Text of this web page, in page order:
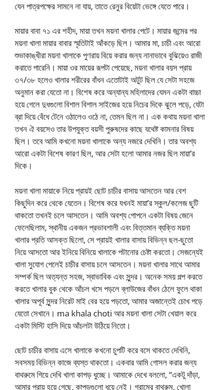
যেন পাত্রপক্ষের সামনে না যায়, তাতে রেনুর বিয়েটা ভেঙ্গে যেতে পারে।
মায়ার বাবা ৭১ এর শহীদ, মায়া তখন ময়না খালার পেটে। মায়ার জন্মের পর
ময়না খালা মায়ার বাবার স্মৃতিটাই আঁকড়ে ছিল। আমার মা, চাচী এবং আরো
শুভাকাঙ্খীরা ময়না খালাকে পুণরায় বিয়ে করার জন্য নানাভাবে বুঝিয়েও রাজী
করাতে পারেনি। মায়া ওর মায়ের রূপটা পেয়েছে, ময়না খালার বয়স প্রায়
৩৭/৩৮ হলেও খালার শরীরের বাঁধন এতোটাই অটুট ছিল যে সেটা সহজে
অনুমান করা যেতো না। বিশেষ করে অন্যান্য মহিলাদের যেমন একটা বাচ্চা
হয়ে গেলে দুধগুলো বিশাল বিশাল সাইজের হয়ে নিচের দিকে ঝুলে পড়ে, যেটা
ব্রা দিয়ে বেঁধে টেনে ওঠালেও ওঠে না, তেমন ছিল না। এক কথায় ময়না খালা
তখন ঐ বয়সেও তার উপযুক্ত বয়সী পুরুষদের কাছে যথেষ্ট কামনার বিষয়
ছিল। তবে আমি কখনো ময়না খালাকে অন্য নজরে দেখিনি। তার অবশ্য
আরো একটা বিশেষ কারণ ছিল, আর সেটা হলো আমার নজর ছিল মায়া’র
দিকে।
ময়না খালা মায়াকে নিয়ে প্রায়ই ছোট চাচীর বাসায় আসতেন আর বেশ
কিছুদিন করে থেকে যেতেন। বিশেষ করে যখনই মায়া’র স্কুল/কলেজ ছুটি
থাকতো তখনই চলে আসতেন। আমি অবশ্য গোপনে একটা বিষয় জেনে
ফেলেছিলাম, স্থানীয় একজন প্রভাবশালী এবং বিত্তমান ব্যক্তি ময়না
খালার প্রতি আসক্ত ছিলো, সে প্রায়ই খালার বাসায় বিভিন্ন ছল-ছুতো
নিয়ে আসতো আর ইনিয়ে বিনিয়ে খালাকে পটানোর চেষ্টা করতো। সেজন্যেই
খালা সুযোগ পেলেই চাচীর বাসায় চলে আসতেন। ময়না খালার সাথে আমার
সম্পর্ক ছিল অত্যন্ত সহজ, স্বাভাবিক এবং সুন্দর। অনেক সময় গল্প করতে
করতে খালার বুক থেকে আঁচল খসে পড়লে ব্লাউজের বাঁধন ঠেলে ফুলে থাকা
খালার অপূর্ব সুন্দর নিরেট মাই বের হয়ে পড়তো, আমার অজান্তেই চোখ পড়ে
যেতো সেখানে। ma khala choti আর ময়না খালা সেটা খেয়াল করে
একটা মিস্টি হাসি দিয়ে আঁচলটা উঠিয়ে নিতো।
ছোট চাচীর বাসায় এসে খালাকে কখনো চুপটি করে বসে থাকতে দেখিনি,
সবসময় বিভিন্ন কাজে ব্যস্ত থাকতো। একবার আমি গোসল করার জন্য
বাথরুমে গিয়ে দেখি খালা কাপড় ধুচ্ছে। আমাকে দেখে বললো, “একটু দাঁড়া,
আমার প্রায় হয়ে গেছে, কাপড়গুলো ধুয়ে নেই। গ্রামের বাথরুম, খোলা